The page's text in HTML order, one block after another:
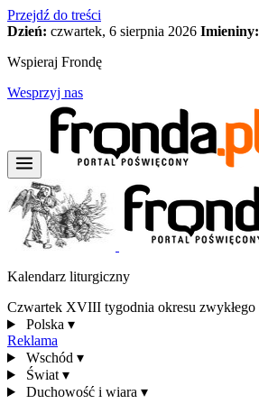
Przejdź do treści
Dzień: czwartek, 6 sierpnia 2026 Imieniny:
Wspieraj Frondę
Wesprzyj nas
Kalendarz liturgiczny
Czwartek XVIII tygodnia okresu zwykłego
Polska ▾
Reklama
Wschód ▾
Świat ▾
Duchowość i wiara ▾